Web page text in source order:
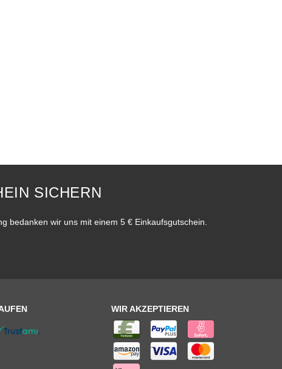
SICHERN
bedanken wir uns mit einem 5 € Einkaufsgutschein.
WIR AKZEPTIEREN